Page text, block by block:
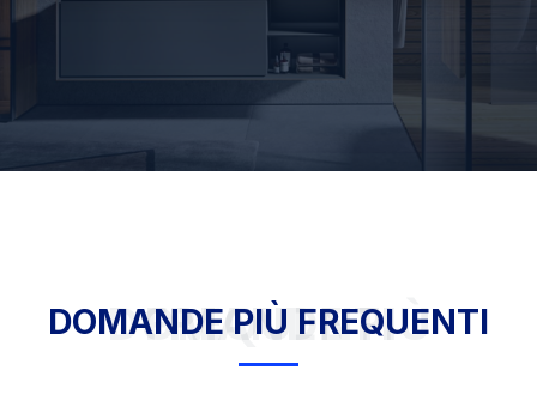
DOMANDE PIÙ FREQUENTI
DOMANDE PIÙ FREQUENTI